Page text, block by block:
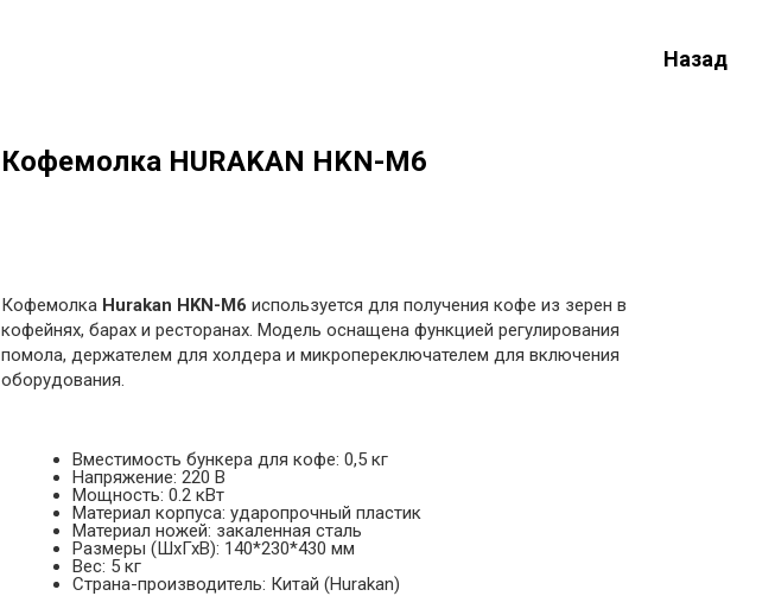
Назад
Кофемолка HURAKAN HKN-M6
Кофемолка Hurakan HKN-M6 используется для получения кофе из зерен в
кофейнях, барах и ресторанах. Модель оснащена функцией регулирования
помола, держателем для холдера и микропереключателем для включения
оборудования.
Вместимость бункера для кофе: 0,5 кг
Напряжение: 220 В
Мощность: 0.2 кВт
Материал корпуса: ударопрочный пластик
Материал ножей: закаленная сталь
Размеры (ШхГхВ): 140*230*430 мм
Вес: 5 кг
Страна-производитель: Китай (Hurakan)